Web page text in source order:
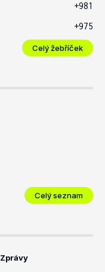
+981
+975
Celý žebříček
Celý seznam
Zprávy